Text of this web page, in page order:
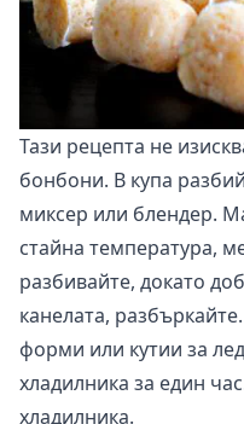
Тази рецепта не
бонбони. В купа
миксер или блендер.
стайна температура,
разбивайте, докато
канелата,
форми или кутии за
хладилника за един
хладилника.